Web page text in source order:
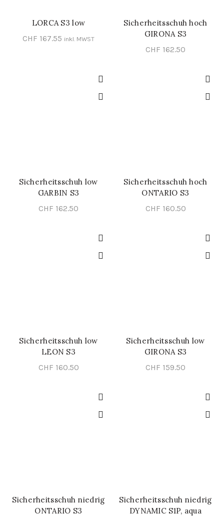
SCHNELL-EINKAUF
LORCA S3 low
CHF 167.55 inkl. MWST
SCHNELL-EINKAUF
Sicherheitsschuh hoch
GIRONA S3
CHF 162.50
SCHNELL-EINKAUF
Sicherheitsschuh low
GARBIN S3
CHF 162.50
SCHNELL-EINKAUF
Sicherheitsschuh hoch
ONTARIO S3
CHF 160.50
SCHNELL-EINKAUF
Sicherheitsschuh low
LEON S3
CHF 160.50
SCHNELL-EINKAUF
Sicherheitsschuh low
GIRONA S3
CHF 159.50
SCHNELL-EINKAUF
Sicherheitsschuh niedrig
ONTARIO S3
SCHNELL-EINKAUF
Sicherheitsschuh niedrig
DYNAMIC S1P, aqua